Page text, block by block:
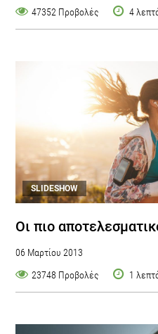
47352 Προβολές 4
SLIDESHOW
Oι πιο
06 Μαρτίου 2013
23748 Προβολές
1